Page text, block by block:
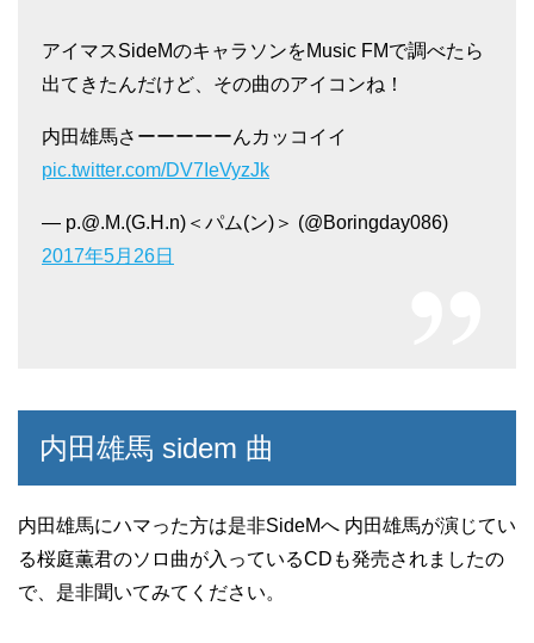
アイマスSideMのキャラソンをMusic FMで調べたら
出てきたんだけど、その曲のアイコンね！
内田雄馬さーーーーーんカッコイイ
pic.twitter.com/DV7IeVyzJk
— p.@.M.(G.H.n)＜パム(ン)＞ (@Boringday086)
2017年5月26日
内田雄馬 sidem 曲
内田雄馬にハマった方は是非SideMへ 内田雄馬が演じてい
る桜庭薫君のソロ曲が入っているCDも発売されましたの
で、是非聞いてみてください。